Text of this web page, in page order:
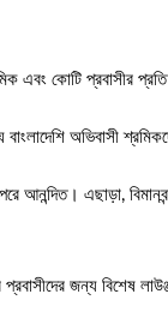
এবং কোটি প্রবাসীর
অভিবাসী
আনন্দিত। এছাড়া,
জন্য বিশেষ